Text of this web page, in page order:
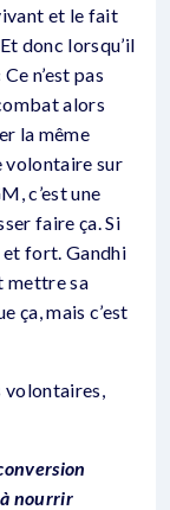
et le fait
donc lorsqu’il
n’est pas
alors
la même
volontaire sur
c’est une
faire ça. Si
et fort. Gandhi
mettre sa
ça, mais c’est
volontaires,
nourrir